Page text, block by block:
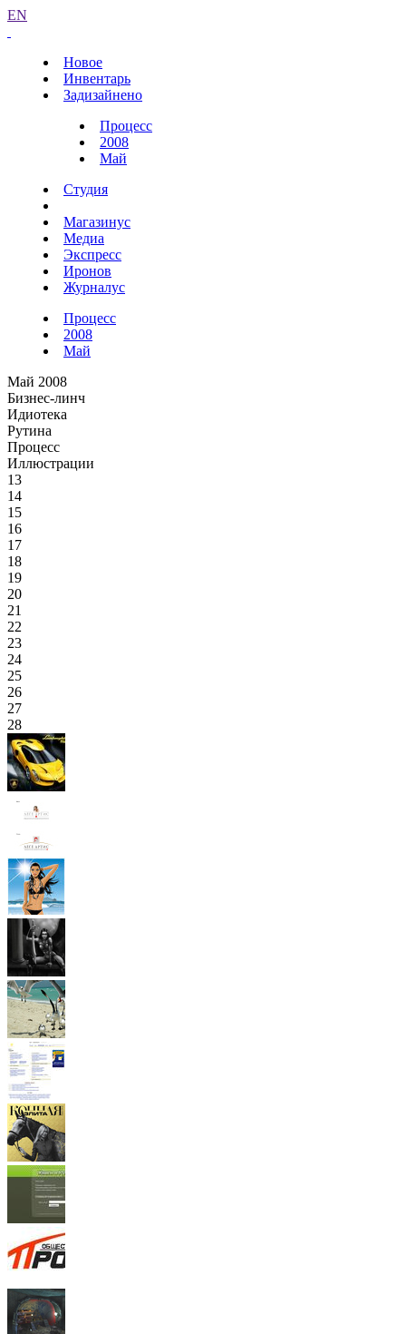
EN
Новое
Инвентарь
Задизайнено
Процесс
2008
Май
Студия
Магазинус
Медиа
Экспресс
Иронов
Журналус
Процесс
2008
Май
Май 2008
Бизнес-линч
Идиотека
Рутина
Процесс
Иллюстрации
13
14
15
16
17
18
19
20
21
22
23
24
25
26
27
28